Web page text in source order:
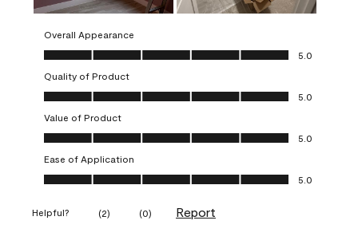
Overall Appearance
Overall Appearance, 5.0 out of 5
5.0
Quality of Product
Quality of Product, 5.0 out of 5
5.0
Value of Product
Value of Product, 5.0 out of 5
5.0
Ease of Application
Ease of Application, 5.0 out of 5
5.0
Helpful? (2) (0) Report